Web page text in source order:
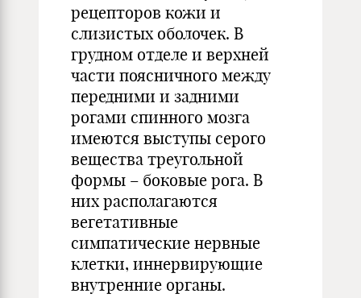
рецепторов кожи и
слизистых оболочек. В
грудном отделе и верхней
части поясничного между
передними и задними
рогами спинного мозга
имеются выступы серого
вещества треугольной
формы – боковые рога. В
них располагаются
вегетативные
симпатические нервные
клетки, иннервирующие
внутренние органы.